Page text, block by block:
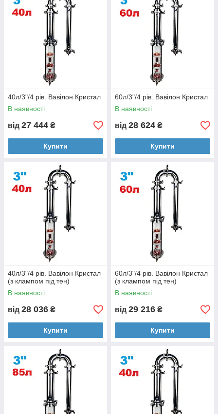
40л/3"/4 рів. Вавілон Кристал
В наявності
від 27 444 ₴
Купити
60л/3"/4 рів. Вавілон Кристал
В наявності
від 28 624 ₴
Купити
40л/3"/4 рів. Вавілон Кристал
(з клампом під тен)
В наявності
від 28 036 ₴
Купити
60л/3"/4 рів. Вавілон Кристал
(з клампом під тен)
В наявності
від 29 216 ₴
Купити